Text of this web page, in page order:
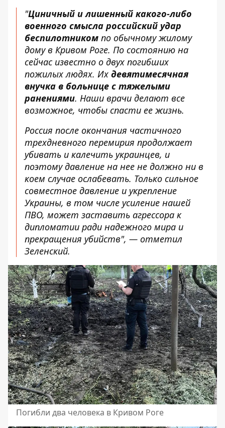
"Циничный и лишенный какого-либо
военного смысла российский удар
беспилотником по обычному жилому
дому в Кривом Роге. По состоянию на
сейчас известно о двух погибших
пожилых людях. Их девятимесячная
внучка в больнице с тяжелыми
ранениями. Наши врачи делают все
возможное, чтобы спасти ее жизнь.
Россия после окончания частичного
трехдневного перемирия продолжает
убивать и калечить украинцев, и
поэтому давление на нее не должно ни в
коем случае ослабевать. Только сильное
совместное давление и укрепление
Украины, в том числе усиление нашей
ПВО, может заставить агрессора к
дипломатии ради надежного мира и
прекращения убийств", — отметил
Зеленский.
Погибли два человека в Кривом Роге